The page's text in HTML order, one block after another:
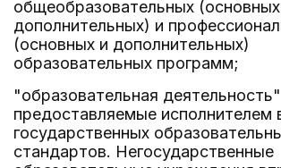
общеобразовательных
дополнительных) и
(основных и дополнительных)
образовательных программ;
"образовательная
предоставляемые исполнителем
государственных
стандартов. Негосударственные